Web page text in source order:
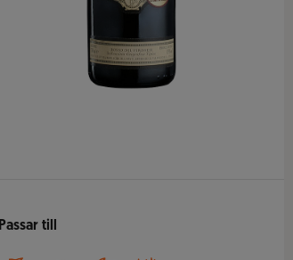
Passar till